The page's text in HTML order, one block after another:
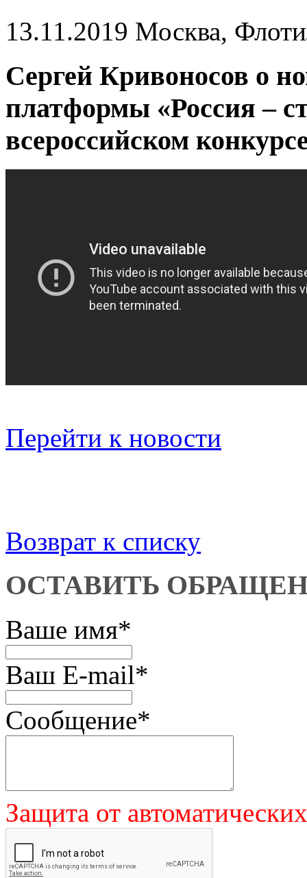
13.11.2019 Москва,
Сергей Кривоносов о
платформы «Россия –
всероссийском
Перейти к новости
Возврат к списку
ОСТАВИТЬ
Ваше имя*
Ваш E-mail*
Сообщение*
Защита от